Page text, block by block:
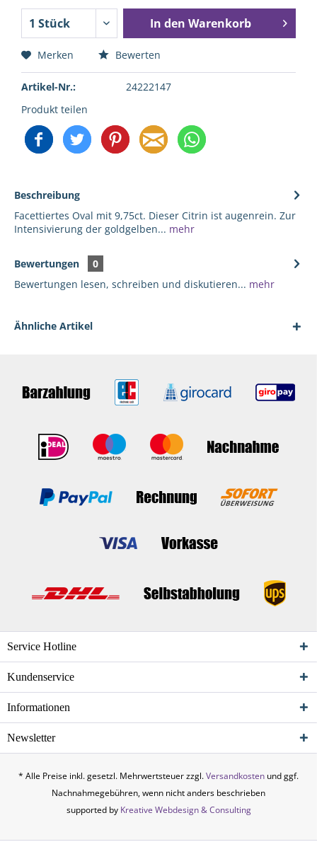
In den Warenkorb
Merken Bewerten
Artikel-Nr.:
24222147
Produkt teilen
Beschreibung
Facettiertes Oval mit 9,75ct. Dieser Citrin ist augenrein. Zur
Intensivierung der goldgelben... mehr
Bewertungen
0
Bewertungen lesen, schreiben und diskutieren... mehr
Ähnliche Artikel
Service Hotline
Kundenservice
Informationen
Newsletter
* Alle Preise inkl. gesetzl. Mehrwertsteuer zzgl.Versandkosten und ggf.
Nachnahmegebühren, wenn nicht anders beschrieben
supported by Kreative Webdesign & Consulting